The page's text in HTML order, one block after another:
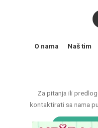
Za pitanja ili
kontaktirati sa nama
O nama Naš tim